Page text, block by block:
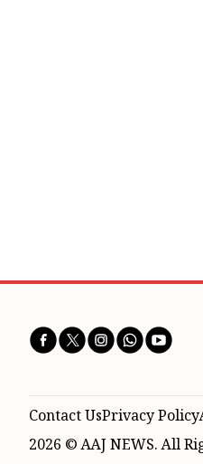
Contact UsPrivacy Policy
2026 © AAJ NEWS. All